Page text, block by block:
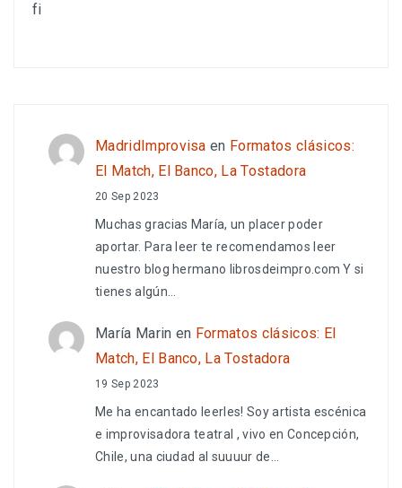
fi
MadridImprovisa en Formatos clásicos:
El Match, El Banco, La Tostadora
20 Sep 2023
Muchas gracias María, un placer poder
aportar. Para leer te recomendamos leer
nuestro blog hermano librosdeimpro.com Y si
tienes algún…
María Marin en Formatos clásicos: El
Match, El Banco, La Tostadora
19 Sep 2023
Me ha encantado leerles! Soy artista escénica
e improvisadora teatral , vivo en Concepción,
Chile, una ciudad al suuuur de…